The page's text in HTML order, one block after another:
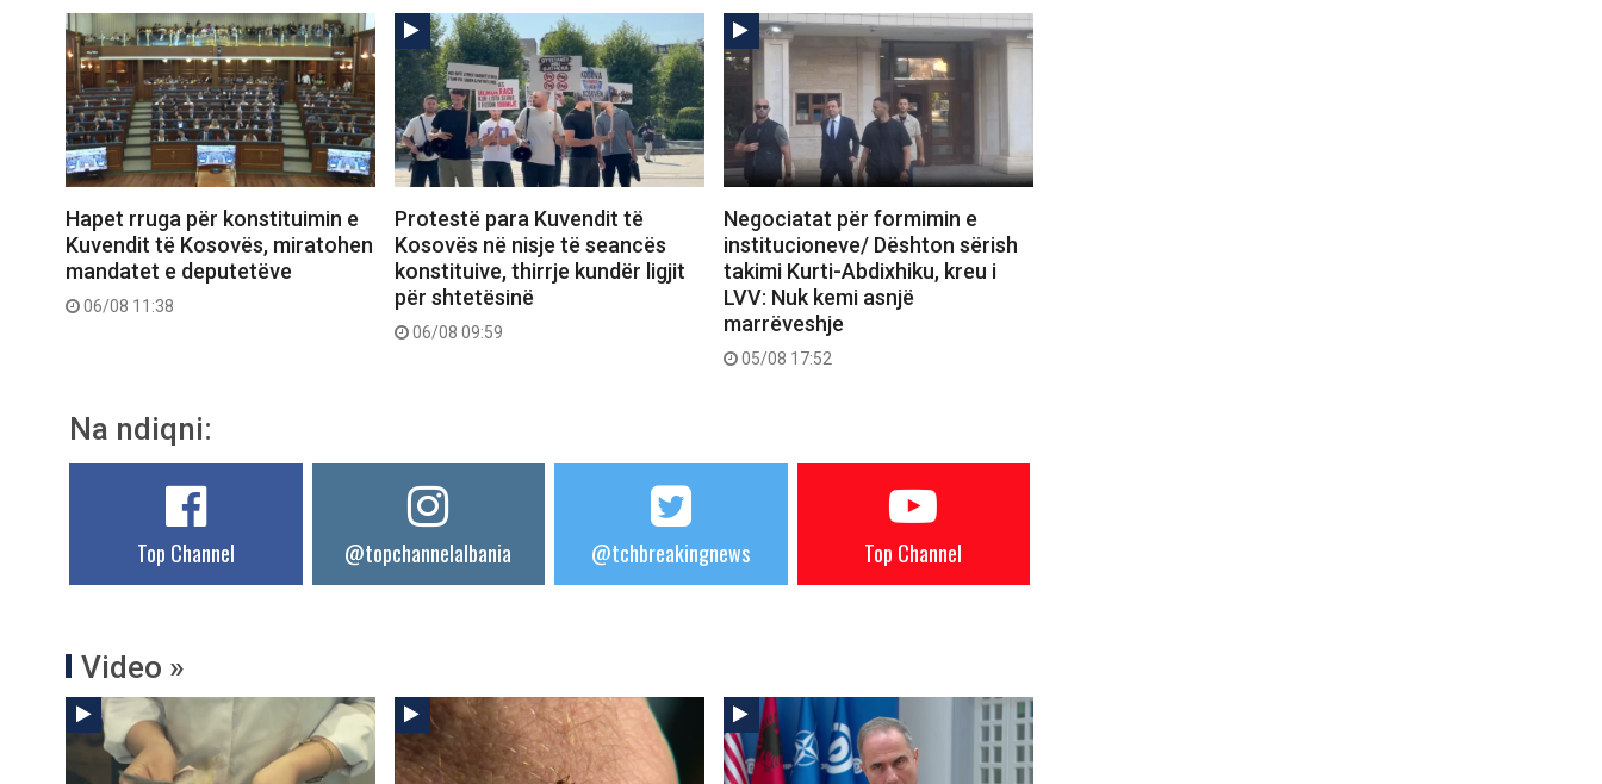
Hapet rruga për konstituimin e
Kuvendit të Kosovës, miratohen
mandatet e deputetëve
06/08 11:38
Protestë para Kuvendit të
Kosovës në nisje të seancës
konstituive, thirrje kundër ligjit
për shtetësinë
06/08 09:59
Negociatat për formimin e
institucioneve/ Dështon sërish
takimi Kurti-Abdixhiku, kreu i
LVV: Nuk kemi asnjë
marrëveshje
05/08 17:52
Na ndiqni:
Top Channel @topchannelalbania @tchbreakingnews Top Channel
Video »